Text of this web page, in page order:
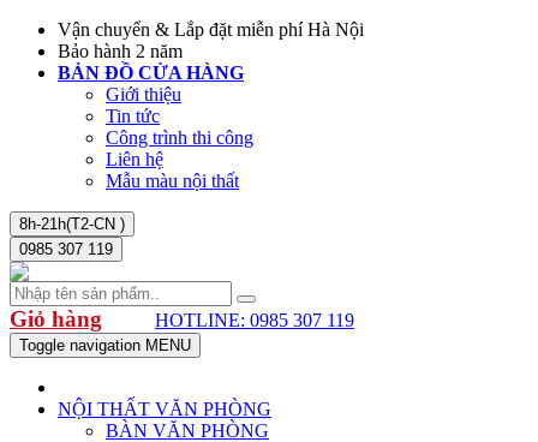
Vận chuyển & Lắp đặt miễn phí Hà Nội
Bảo hành 2 năm
BẢN ĐỒ CỬA HÀNG
Giới thiệu
Tin tức
Công trình thi công
Liên hệ
Mẫu màu nội thất
8h-21h(T2-CN )
0985 307 119
Giỏ hàng HOTLINE: 0985 307 119
Toggle navigation MENU
NỘI THẤT VĂN PHÒNG
BÀN VĂN PHÒNG